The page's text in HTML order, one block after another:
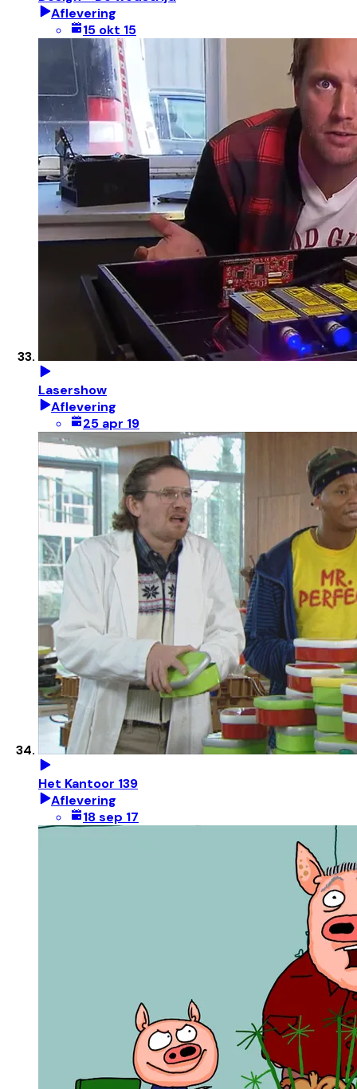
Aflevering
15 okt 15
Lasershow
Aflevering
25 apr 19
Het Kantoor 139
Aflevering
18 sep 17